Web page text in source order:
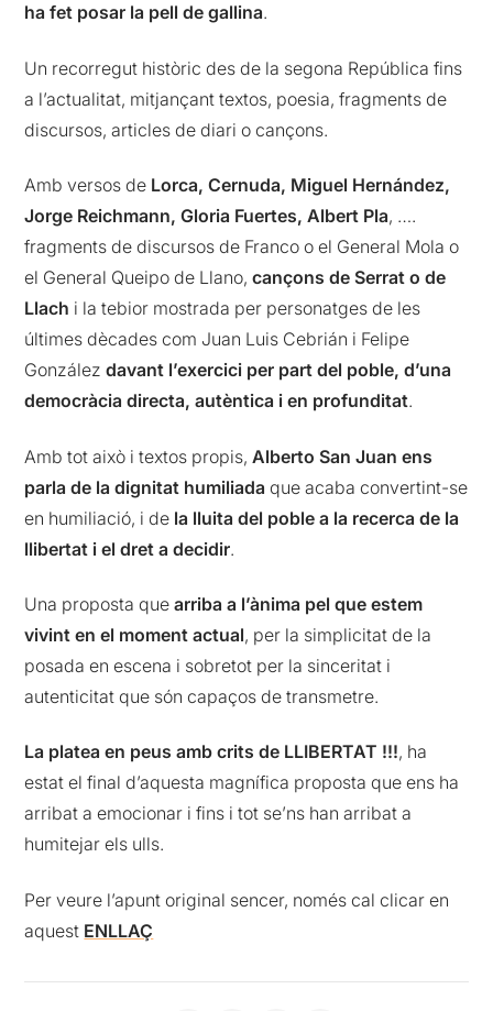
ha fet posar la pell de gallina.
Un recorregut històric des de la segona República fins
a l’actualitat, mitjançant textos, poesia, fragments de
discursos, articles de diari o cançons.
Amb versos de Lorca, Cernuda, Miguel Hernández,
Jorge Reichmann, Gloria Fuertes, Albert Pla, ….
fragments de discursos de Franco o el General Mola o
el General Queipo de Llano,cançons de Serrat o de
Llach i la tebior mostrada per personatges de les
últimes dècades com Juan Luis Cebrián i Felipe
Gonzálezdavant l’exercici per part del poble, d’una
democràcia directa, autèntica i en profunditat.
Amb tot això i textos propis,Alberto San Juan ens
parla de la dignitat humiliada que acaba convertint-se
en humiliació, i de la lluita del poble a la recerca de la
llibertat i el dret a decidir.
Una proposta quearriba a l’ànima pel que estem
vivint en el moment actual, per la simplicitat de la
posada en escena i sobretot per la sinceritat i
autenticitat que són capaços de transmetre.
La platea en peus amb crits de LLIBERTAT !!!, ha
estat el final d’aquesta magnífica proposta que ens ha
arribat a emocionar i fins i tot se’ns han arribat a
humitejar els ulls.
Per veure l’apunt original sencer, només cal clicar en
aquest ENLLAÇ